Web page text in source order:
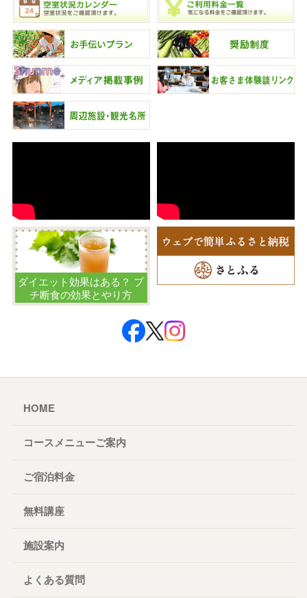
ダイエット効果はある？ プ
チ断食の効果とやり方
HOME
コースメニューご案内
ご宿泊料金
無料講座
施設案内
よくある質問